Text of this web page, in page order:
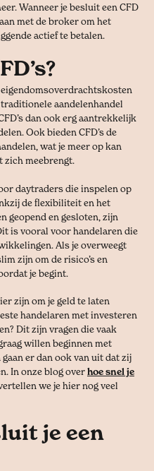
Wanneer je besluit een CFD
met de broker om het
actief te betalen.
eigendomsoverdrachtskosten
aandelenhandel
dan ook erg aantrekkelijk
Ook bieden CFD’s de
wat je meer op kan
zich meebrengt.
daytraders die inspelen op
de flexibiliteit en het
geopend en gesloten, zijn
is vooral voor handelaren die
Als je overweegt
zijn om de risico’s en
je begint.
zijn om je geld te laten
handelaren met investeren
Dit zijn vragen die vaak
willen beginnen met
er dan ook van uit dat zij
In onze blog overhoe snel je
we je hier nog veel
je een